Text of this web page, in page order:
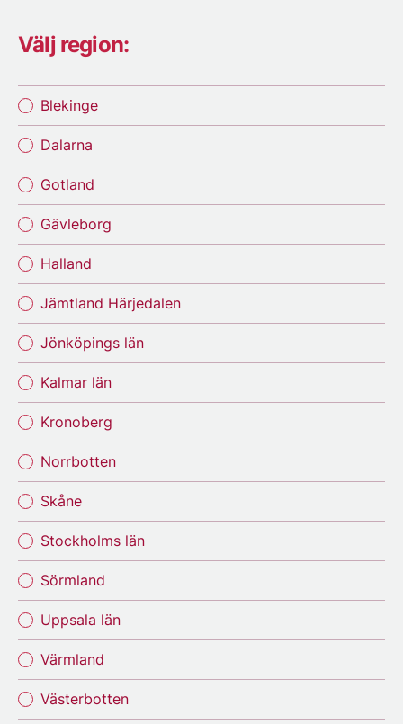
Välj region:
Blekinge
Dalarna
Gotland
Gävleborg
Halland
Jämtland Härjedalen
Jönköpings län
Kalmar län
Kronoberg
Norrbotten
Skåne
Stockholms län
Sörmland
Uppsala län
Värmland
Västerbotten